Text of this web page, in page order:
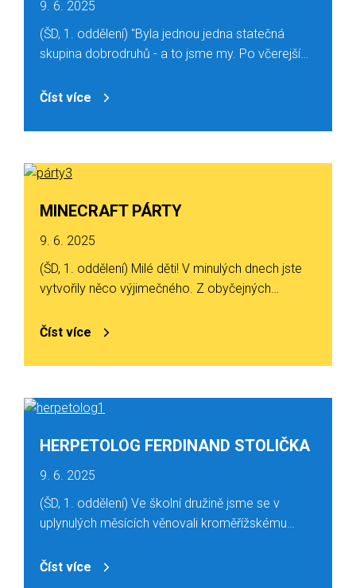
9. 6. 2025
(ŠD, 1. oddělení) "Byla jednou jedna statečná
skupina dobrodruhů - a to jsme my. Po včerejší…
Číst více
MINECRAFT PÁRTY
9. 6. 2025
(ŠD, 1. oddělení) Milé děti! V minulých dnech jste
vytvořily něco výjimečného. Z obyčejných…
Číst více
HERPETOLOG FERDINAND STOLIČKA
9. 6. 2025
(ŠD, 1. oddělení) Ve školní družině jsme se v
uplynulých měsících věnovali kroměřížskému…
Číst více